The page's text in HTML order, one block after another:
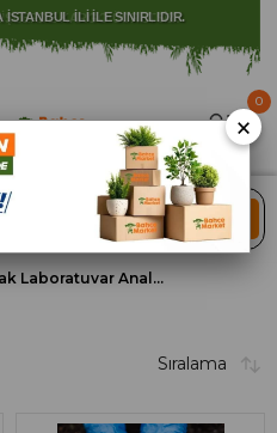
İLİ İLE SINIRLIDIR.
ARA
0
Toprak Laboratuvar Analizi Paketleri
Sıralama
×